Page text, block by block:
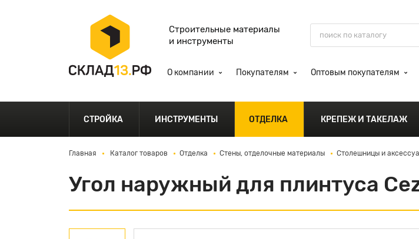
Строительные материалы
и инструменты
О компании Покупателям Оптовым покупателям
СТРОЙКА ИНСТРУМЕНТЫ ОТДЕЛКА КРЕПЕЖ И ТАКЕЛАЖ
Главная Каталог товаров Отделка Стены, отделочные материалы Столешницы и
Угол наружный для плинтуса